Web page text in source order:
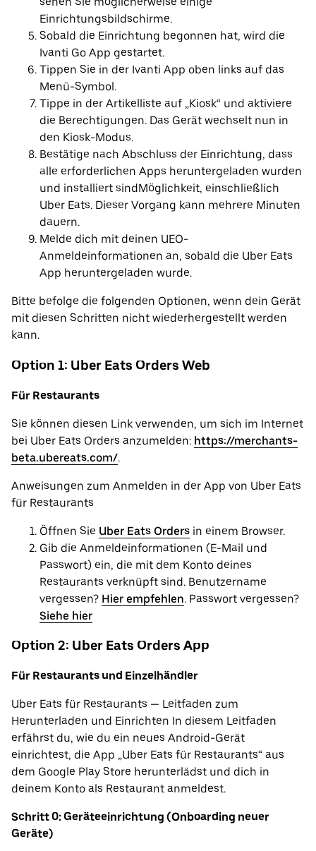
Einrichtungsbildschirme.
Sobald die Einrichtung begonnen hat, wird die
Ivanti Go App gestartet.
Tippen Sie in der Ivanti App oben links auf das
Menü-Symbol.
Tippe in der Artikelliste auf „Kiosk“ und aktiviere
die Berechtigungen. Das Gerät wechselt nun in
den Kiosk-Modus.
Bestätige nach Abschluss der Einrichtung, dass
alle erforderlichen Apps heruntergeladen wurden
und installiert sindMöglichkeit, einschließlich
Uber Eats. Dieser Vorgang kann mehrere Minuten
dauern.
Melde dich mit deinen UEO-
Anmeldeinformationen an, sobald die Uber Eats
App heruntergeladen wurde.
Bitte befolge die folgenden Optionen, wenn dein Gerät
mit diesen Schritten nicht wiederhergestellt werden
kann.
Option 1: Uber Eats Orders Web
Für Restaurants
Sie können diesen Link verwenden, um sich im Internet
bei Uber Eats Orders anzumelden: https://merchants-
beta.ubereats.com/.
Anweisungen zum Anmelden in der App von Uber Eats
für Restaurants
Öffnen Sie Uber Eats Orders in einem Browser.
Gib die Anmeldeinformationen (E-Mail und
Passwort) ein, die mit dem Konto deines
Restaurants verknüpft sind. Benutzername
vergessen? Hier empfehlen. Passwort vergessen?
Siehe hier
Option 2: Uber Eats Orders App
Für Restaurants und Einzelhändler
Uber Eats für Restaurants — Leitfaden zum
Herunterladen und Einrichten In diesem Leitfaden
erfährst du, wie du ein neues Android-Gerät
einrichtest, die App „Uber Eats für Restaurants“ aus
dem Google Play Store herunterlädst und dich in
deinem Konto als Restaurant anmeldest.
Schritt 0: Geräteeinrichtung (Onboarding neuer
Geräte)